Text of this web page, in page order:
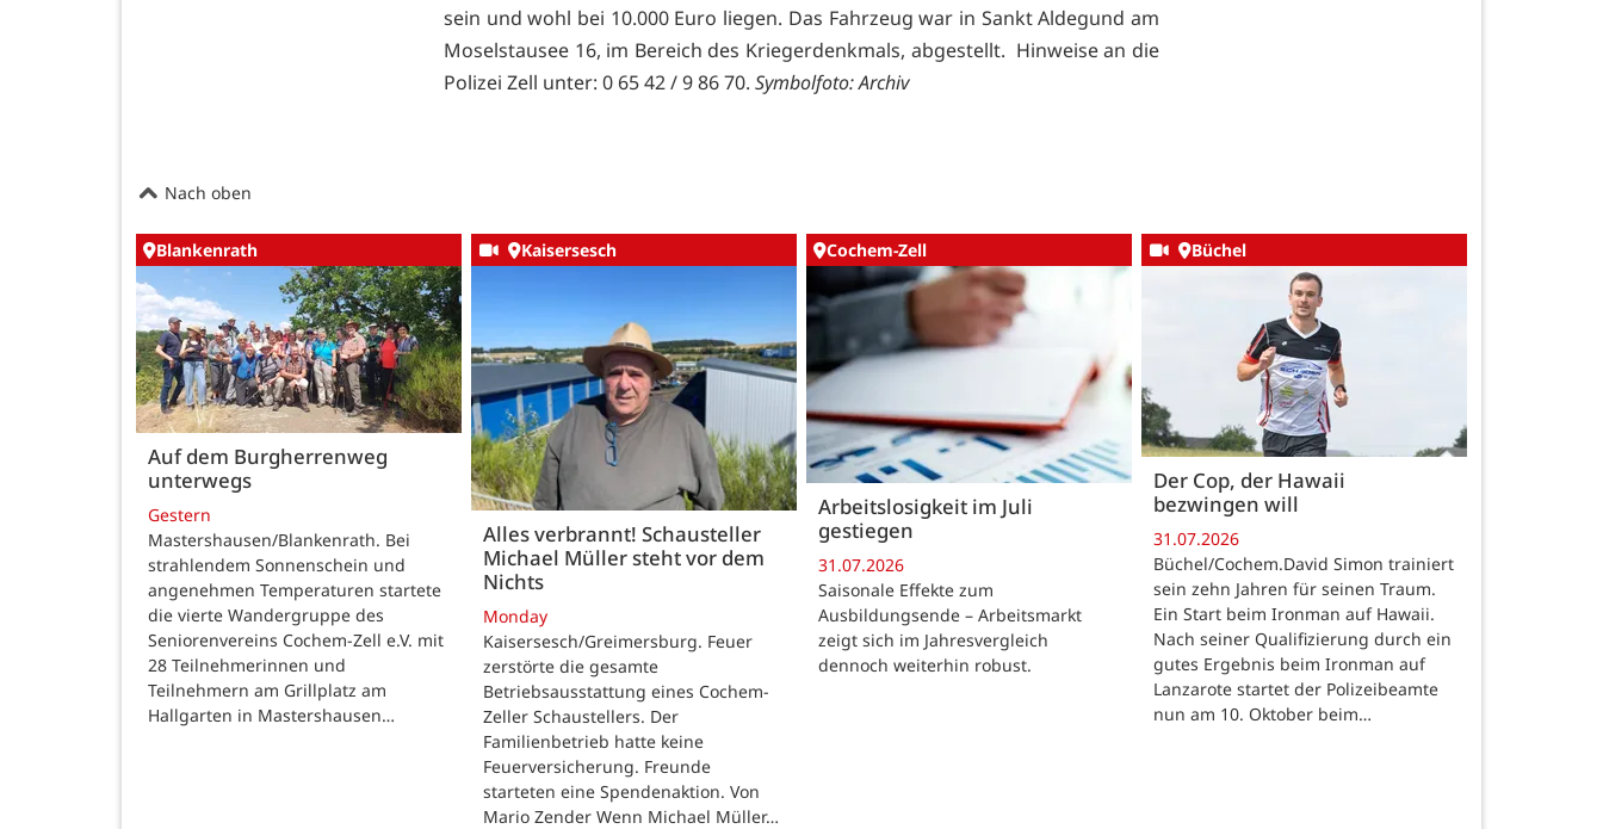
sein und wohl bei 10.000 Euro liegen. Das Fahrzeug war in Sankt Aldegund am
Moselstausee 16, im Bereich des Kriegerdenkmals, abgestellt. Hinweise an die
Polizei Zell unter: 0 65 42 / 9 86 70. Symbolfoto: Archiv
Nach oben
Blankenrath
Auf dem Burgherrenweg
unterwegs
Gestern
Mastershausen/Blankenrath. Bei
strahlendem Sonnenschein und
angenehmen Temperaturen startete
die vierte Wandergruppe des
Seniorenvereins Cochem-Zell e.V. mit
28 Teilnehmerinnen und
Teilnehmern am Grillplatz am
Hallgarten in Mastershausen…
Kaisersesch
Alles verbrannt! Schausteller
Michael Müller steht vor dem
Nichts
Monday
Kaisersesch/Greimersburg. Feuer
zerstörte die gesamte
Betriebsausstattung eines Cochem-
Zeller Schaustellers. Der
Familienbetrieb hatte keine
Feuerversicherung. Freunde
starteten eine Spendenaktion. Von
Mario Zender Wenn Michael Müller…
Cochem-Zell
Arbeitslosigkeit im Juli
gestiegen
31.07.2026
Saisonale Effekte zum
Ausbildungsende – Arbeitsmarkt
zeigt sich im Jahresvergleich
dennoch weiterhin robust.
Büchel
Der Cop, der Hawaii
bezwingen will
31.07.2026
Büchel/Cochem.David Simon trainiert
sein zehn Jahren für seinen Traum.
Ein Start beim Ironman auf Hawaii.
Nach seiner Qualifizierung durch ein
gutes Ergebnis beim Ironman auf
Lanzarote startet der Polizeibeamte
nun am 10. Oktober beim…